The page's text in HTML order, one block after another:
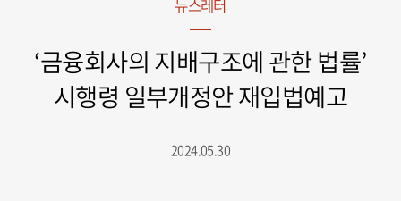
뉴스레터
‘금융회사의 지배구조에 관한 법률’
시행령 일부개정안 재입법예고
2024.05.30